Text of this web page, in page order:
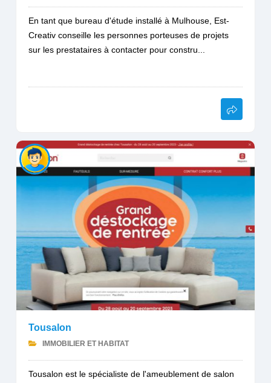
En tant que bureau d'étude installé à Mulhouse, Est-
Creativ conseille les personnes porteuses de projets
sur les prestataires à contacter pour constru...
Tousalon
IMMOBILIER ET HABITAT
Tousalon est le spécialiste de l'ameublement de salon